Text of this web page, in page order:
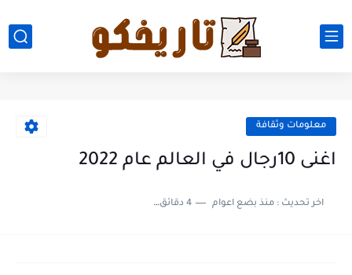
معلومات وثقافة
اغنى 10رجال في العالم عام 2022
اخر تحديث :منذ بضع اعوام 4 دقائق للقراءة